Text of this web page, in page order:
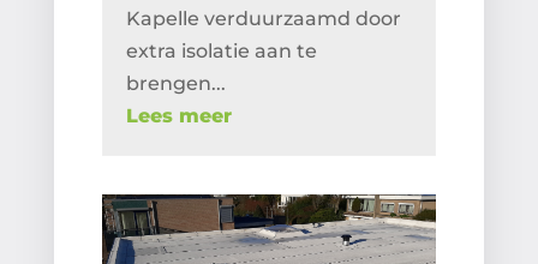
Kapelle verduurzaamd door
extra isolatie aan te
brengen...
Lees meer